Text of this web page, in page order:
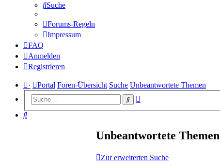
Suche
Forums-Regeln
Impressum
FAQ
Anmelden
Registrieren
· Portal Foren-Übersicht Suche Unbeantwortete Themen
Suche
Suche
Unbeantwortete Themen
Zur erweiterten Suche